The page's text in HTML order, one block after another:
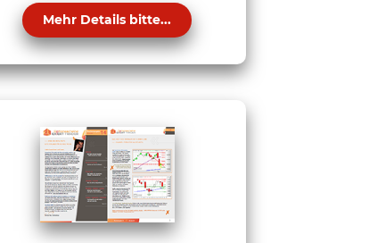
Mehr Details bitte...